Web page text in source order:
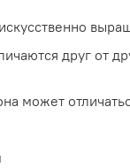
друг от
может